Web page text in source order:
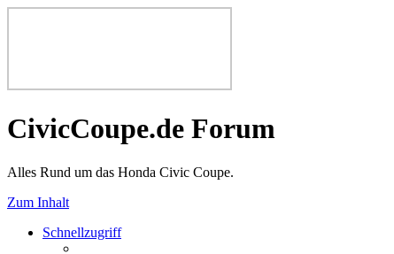
CivicCoupe.de Forum
Alles Rund um das Honda Civic Coupe.
Zum Inhalt
Schnellzugriff